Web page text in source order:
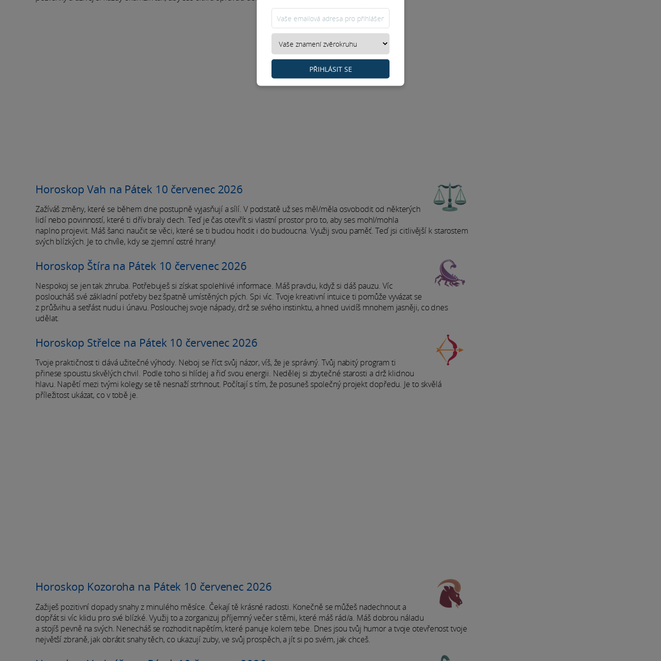
Horoskop Vah na Pátek 10 červenec 2026
Zažíváš změny, které se během dne postupně vyjasňují a sílí. V podstatě už ses měl/měla osvobodit od některých
lidí nebo povinností, které ti dřív braly dech. Teď je čas otevřít si vlastní prostor pro to, aby ses mohl/mohla
naplno projevit. Máš šanci naučit se věci, které se ti budou hodit i do budoucna. Využij svou paměť. Teď jsi citlivější k starostem
svých blízkých. Je to chvíle, kdy se zjemní ostré hrany!
Horoskop Štíra na Pátek 10 červenec 2026
Nespokoj se jen tak zhruba. Potřebuješ si získat spolehlivé informace. Máš pravdu, když si dáš pauzu. Víc
posloucháš své základní potřeby bez špatně umístěných pých. Spi víc. Tvoje kreativní intuice ti pomůže vyvázat se
z průšvihu a setřást nudu i únavu. Poslouchej svoje nápady, drž se svého instinktu, a hned uvidíš mnohem jasněji, co dnes
udělat.
Horoskop Střelce na Pátek 10 červenec 2026
Tvoje praktičnost ti dává užitečné výhody. Neboj se říct svůj názor, víš, že je správný. Tvůj nabitý program ti
přinese spoustu skvělých chvil. Podle toho si hlídej a řiď svou energii. Nedělej si zbytečné starosti a drž klidnou
hlavu. Napětí mezi tvými kolegy se tě nesnaží strhnout. Počítají s tím, že posuneš společný projekt dopředu. Je to skvělá
příležitost ukázat, co v tobě je.
Horoskop Kozoroha na Pátek 10 červenec 2026
Zažiješ pozitivní dopady snahy z minulého měsíce. Čekají tě krásné radosti. Konečně se můžeš nadechnout a
dopřát si víc klidu pro své blízké. Využij to a zorganizuj příjemný večer s těmi, které máš rád/a. Máš dobrou náladu
a stojíš pevně na svých. Nenecháš se rozhodit napětím, které panuje kolem tebe. Dnes jsou tvůj humor a tvoje otevřenost tvoje
největší zbraně, jak obrátit snahy těch, co ukazují zuby, ve svůj prospěch, a jít si po svém, jak chceš.
PŘIHLÁSIT SE